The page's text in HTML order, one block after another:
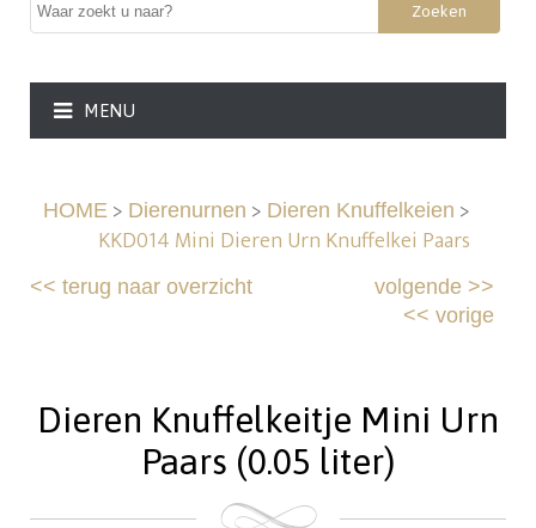
Zoeken
MENU
HOME> Dierenurnen > Dieren Knuffelkeien >
KKD014 Mini Dieren Urn Knuffelkei Paars
<<terug naar overzicht volgende>>
<< vorige
Dieren Knuffelkeitje Mini Urn
Paars (0.05 liter)